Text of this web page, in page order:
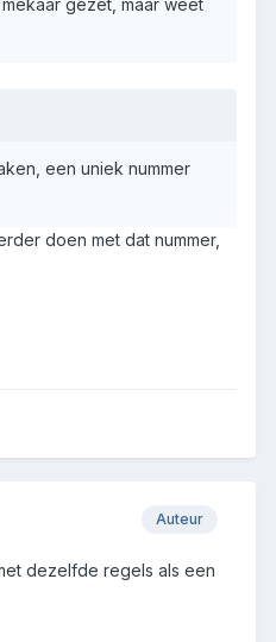
gezet, maar weet
een uniek nummer
doen met dat nummer,
Auteur
dezelfde regels als een